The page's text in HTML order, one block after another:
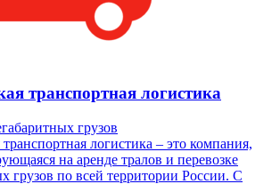
транспортная логистика
грузов
транспортная логистика – это компания,
на аренде тралов и перевозке
грузов по всей территории России. С